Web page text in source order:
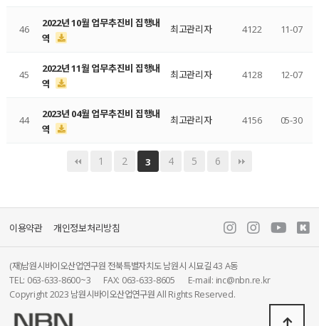
46
2022년 10월 업무추진비 집행내
역
최고관리자 4122 11-07
45
2022년 11월 업무추진비 집행내
역
최고관리자 4128 12-07
44
2023년 04월 업무추진비 집행내
역
최고관리자 4156 05-30
1 2 3 4 5 6
이용약관 개인정보처리방침
(재)남원시바이오산업연구원 전북특별자치도 남원시 시묘길 43 A동
TEL: 063-633-8600~3
FAX: 063-633-8605
E-mail: inc@nbn.re.kr
Copyright 2023 남원시바이오산업연구원 All Rights Reserved.